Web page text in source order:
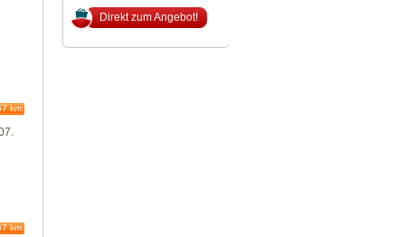
km
km
Direkt zum Angebot!